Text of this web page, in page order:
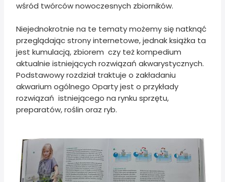
wśród twórców nowoczesnych zbiorników.
Niejednokrotnie na te tematy możemy się natknąć
przeglądając strony internetowe, jednak książka ta
jest kumulacją, zbiorem czy też kompedium
aktualnie istniejących rozwiązań akwarystycznych.
Podstawowy rozdział traktuje o zakładaniu
akwarium ogólnego Oparty jest o przykłady
rozwiązań istniejącego na rynku sprzętu,
preparatów, roślin oraz ryb.